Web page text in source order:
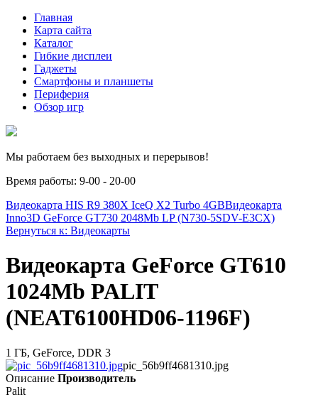
Главная
Карта сайта
Каталог
Гибкие дисплеи
Гаджеты
Смартфоны и планшеты
Периферия
Обзор игр
Мы работаем без выходных и перерывов!
Время работы: 9-00 - 20-00
Видеокарта HIS R9 380X IceQ X2 Turbo 4GBВидеокарта
Inno3D GeForce GT730 2048Mb LP (N730-5SDV-E3CX)
Вернуться к: Видеокарты
Видеокарта GeForce GT610
1024Mb PALIT
(NEAT6100HD06-1196F)
1 ГБ, GeForce, DDR 3
pic_56b9ff4681310.jpg
Описание Производитель
Palit